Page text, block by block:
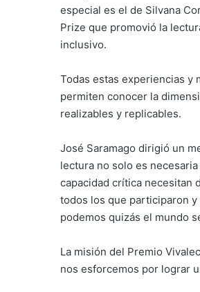
especial es el de Silvana
Prize que promovió la
inclusivo.
Todas estas experiencias y
permiten conocer la
realizables y replicables.
José Saramago dirigió un
lectura no solo es
capacidad crítica necesitan
todos los que participaron
podemos quizás el mundo
La misión del Premio
nos esforcemos por lograr